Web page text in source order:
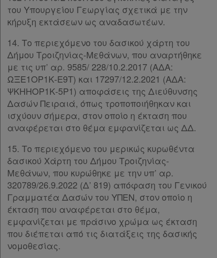
Ενεργοί
συνδρομητές
Τα
αγαπημένα
μου
Οι
σημειώσεις
Ψάχνω
και
δε
βρίσκω
του Υπουργείου Γεωργίας σχετικά με την
κήρυξη εκτάσεων ως αναδασωτέων.
14. Το περιεχόμενο του δασικού χάρτη του
Δήμου Τροιζηνίας-Μεθάνων, που αναρτήθηκε
με τις υπ’ αρ. 9585/ 228/10.2.2017 (ΑΔΑ:
ΩΞΕ1ΟΡ1Κ-Ε9Τ) και 17297/12.2.2021 (ΑΔΑ:
ΨΚΗΗΟΡ1Κ-5Ρ1) αποφάσεις της Διεύθυνσης
Δασών Πειραιά, όπως τροποποιήθηκαν και
ισχύουν σήμερα, στον οποίο η έκταση που
αναφέρεται στο θέμα εμφανίζεται ως ΔΔ.
15. Το περιεχόμενο του μερικώς κυρωθέντα
δασικού Χάρτη του Δήμου Τροιζηνίας-
Μεθάνων, που κυρώθηκε με την υπ’ αρ.
320789/26.9.2022 (Δ’ 819) απόφαση του Γενικού
Γραμματέα Δασών του ΥΠΕΝ, στον οποίο η
έκταση που αναφέρεται στο θέμα,
εμφανίζεται με πράσινο χρώμα ως έκταση
που διέπεται από τις διατάξεις της δασικής
νομοθεσίας.